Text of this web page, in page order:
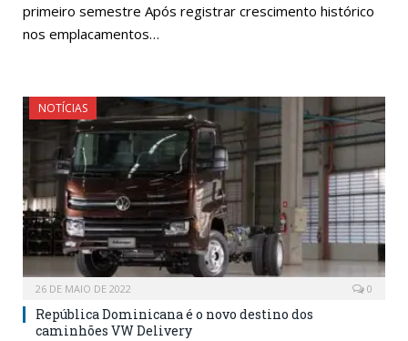
primeiro semestre Após registrar crescimento histórico
nos emplacamentos…
NOTÍCIAS
26 DE MAIO DE 2022 0
República Dominicana é o novo destino dos
caminhões VW Delivery